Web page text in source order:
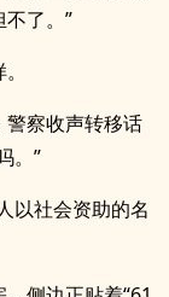
了。”
察收声转移话
。”
以社会资助的名